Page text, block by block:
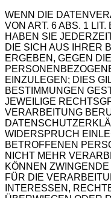
WENN DIE
VON ART. 6 ABS. 1
HABEN SIE
DIE SICH AUS IHRER
ERGEBEN, GEGEN
EINZULEGEN; DIES
BESTIMMUNGEN
JEWEILIGE
VERARBEITUNG
WIDERSPRUCH
BETROFFENEN
NICHT MEHR
KÖNNEN
FÜR DIE
INTERESSEN,